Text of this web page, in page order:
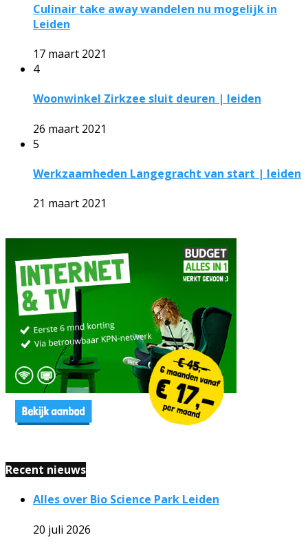
Culinair take away wandelen nu mogelijk in
Leiden
17 maart 2021
4
Woonwinkel Zirkzee sluit deuren | leiden
26 maart 2021
5
Werkzaamheden Langegracht van start | leiden
21 maart 2021
Recent nieuws
Alles over Bio Science Park Leiden
20 juli 2026